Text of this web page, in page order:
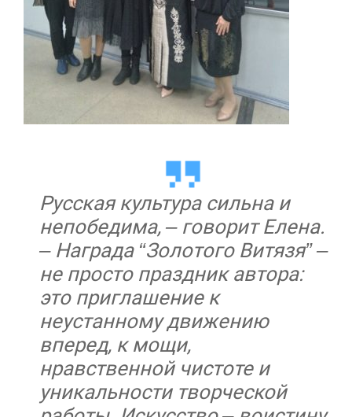
Русская культура сильна и
непобедима, – говорит Елена.
– Награда “Золотого Витязя” –
не просто праздник автора:
это приглашение к
неустанному движению
вперед, к мощи,
нравственной чистоте и
уникальности творческой